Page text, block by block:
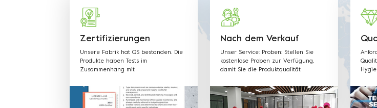
Verordnungen und Richtlinien
Zertifizierungen
Unsere Fabrik hat QS bestanden. Die
Produkte haben Tests im
Zusammenhang mit
und erhielt SGS FDA, EU, CE, LFGB und
andere Zertifikate.
Nach dem Verkauf
Unser Service: Proben: Stellen Sie
kostenlose Proben zur Verfügung,
damit Sie die Produktqualität
Verschiedene Formen, Farben,
Materialien und beliebige Größen
können nach Kundenwunsch
und